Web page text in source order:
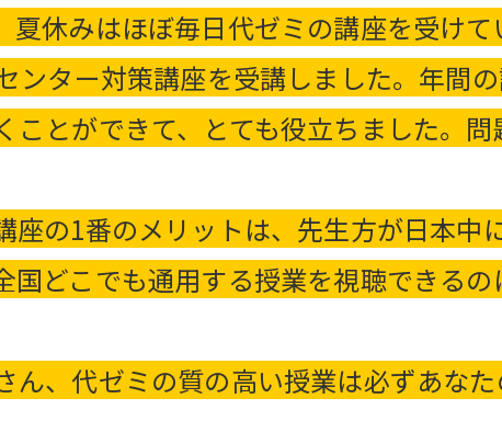
休みはほぼ毎日代ゼミの講座を受けて
ンター対策講座を受講しました。年間
ことができて、とても役立ちました。
座の1番のメリットは、先生方が日本中
国どこでも通用する授業を視聴できる
ん、代ゼミの質の高い授業は必ずあな